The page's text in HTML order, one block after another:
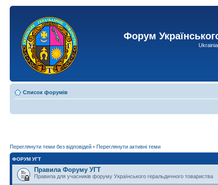
Форум
Список форумів
Переглянути теми без відповідей • Переглянути активні теми
ФОРУМ УГТ
Правила Форуму УГТ
Правила для учасників форуму Українського геральдичного товариства